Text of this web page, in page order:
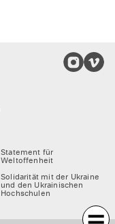
Statement für
Weltoffenheit
Solidarität mit der Ukraine
und den Ukrainischen
Hochschulen